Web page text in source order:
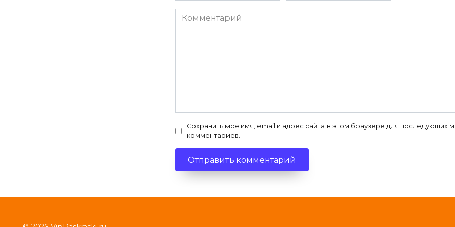
Комментарий
Сохранить моё имя, email и адрес сайта в этом браузере для последующих
комментариев.